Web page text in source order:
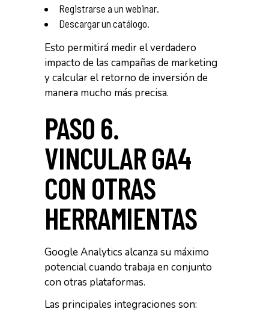
Registrarse a un webinar.
Descargar un catálogo.
Esto permitirá medir el verdadero
impacto de las campañas de marketing
y calcular el retorno de inversión de
manera mucho más precisa.
PASO 6.
VINCULAR GA4
CON OTRAS
HERRAMIENTAS
Google Analytics alcanza su máximo
potencial cuando trabaja en conjunto
con otras plataformas.
Las principales integraciones son: